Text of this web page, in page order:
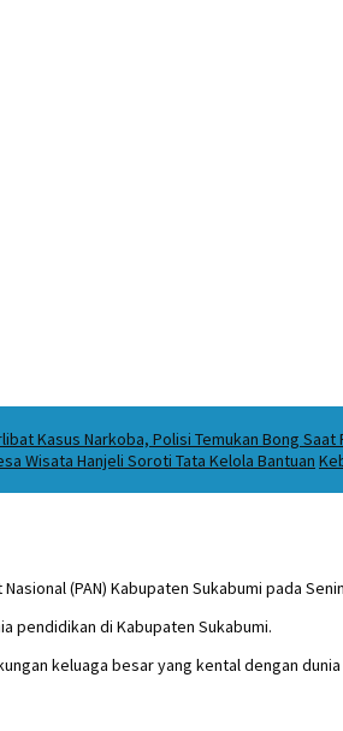
Kasus Narkoba, Polisi Temukan Bong
Wisata Hanjeli Soroti Tata Kelola Bantuan
(PAN) Kabupaten Sukabumi pada
pendidikan di Kabupaten Sukabumi.
keluaga besar yang kental dengan